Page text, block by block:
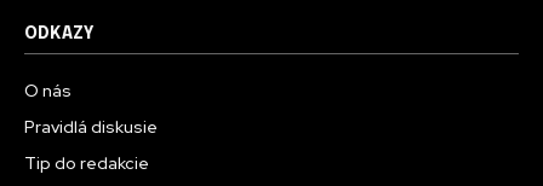
ODKAZY
O nás
Pravidlá diskusie
Tip do redakcie